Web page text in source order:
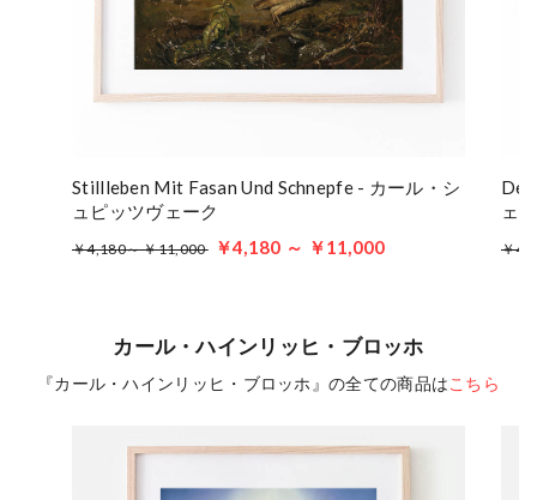
Stillleben Mit Fasan Und Schnepfe - カール・シ
ュピッツヴェーク
￥4,180～ ￥11,000 ￥4,180 ～ ￥11,000
Der
ェ
￥
カール・ハインリッヒ・ブロッホ
『カール・ハインリッヒ・ブロッホ』の全ての商品はこちら